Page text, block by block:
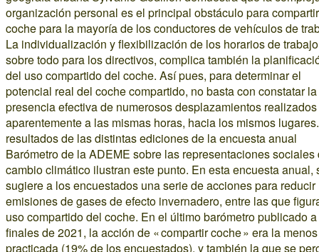
organización personal es el principal obstáculo para compartir
coche para la mayoría de los conductores de vehículos de
La individualización y flexibilización de los horarios de
sobre todo para los directivos, complica también la
del uso compartido del coche. Así pues, para determinar el
potencial real del coche compartido, no basta con constatar la
presencia efectiva de numerosos desplazamientos realizados
aparentemente a las mismas horas, hacia los mismos
resultados de las distintas ediciones de la encuesta anual
Barómetro de la ADEME sobre las representaciones sociales
cambio climático ilustran este punto. En esta encuesta anual,
sugiere a los encuestados una serie de acciones para reducir
emisiones de gases de efecto invernadero, entre las que
uso compartido del coche. En el último barómetro publicado a
finales de 2021, la acción de « compartir coche » era la menos
practicada (19% de los encuestados), y también la que se